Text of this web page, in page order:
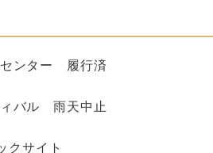
ンター 履行済
バル 雨天中止
クサイト